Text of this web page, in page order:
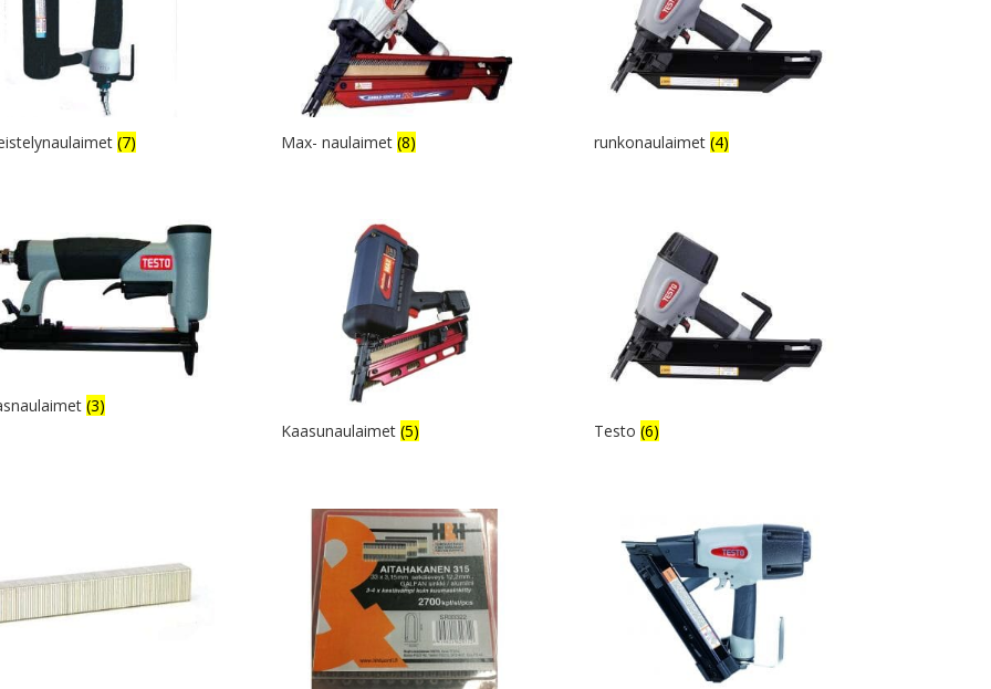
(7) Max- naulaimet (8) runkonaulaimet(4)
(3)
Kaasunaulaimet (5) Testo(6)